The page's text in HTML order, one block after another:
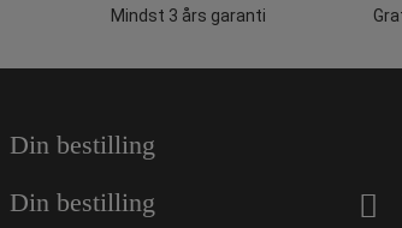
Mindst 3 års garanti
Din bestilling
Din bestilling